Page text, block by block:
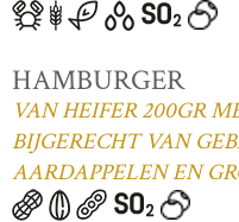
HAMBURGER
VAN HEIFER 200GR
BIJGERECHT VAN
AARDAPPELEN EN